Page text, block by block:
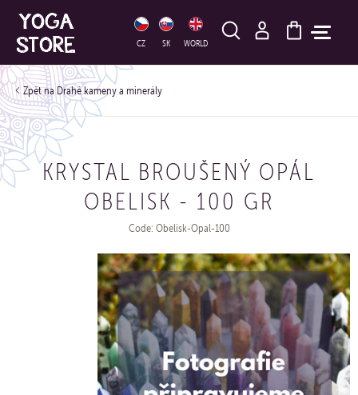
CZ SK WORLD
HLEDAT
Drahé kameny a minerály
KRYSTAL BROUŠENÝ OPÁL
OBELISK - 100 GR
Code: Obelisk-Opal-100